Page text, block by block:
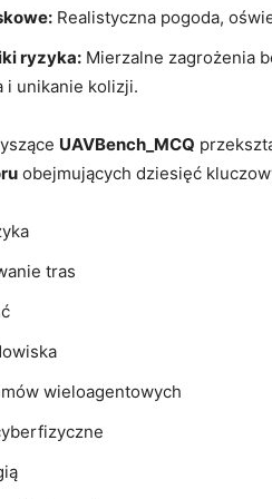
Realistyczna pogoda,
ryzyka: Mierzalne zagrożenia
i unikanie kolizji.
UAVBench_MCQ
obejmujących dziesięć
tras
wieloagentowych